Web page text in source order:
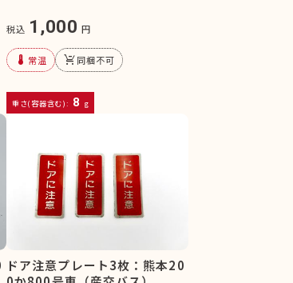
税込 1,000 円
device_thermostat 常温 remove_shopping_cart同梱不可
重さ(容器含む): 8 g
ドア注意プレート3枚：熊本20